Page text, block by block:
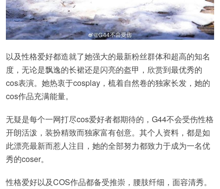
以及性格爱好都造就了她强大的最新粉丝群体和超高的知名
度，无论是飘逸的长裙还是闪亮的盔甲，欣赏到最优秀的
cos表演。她热衷于cosplay，梳着自然卷的独家长发，她的
cos作品充满能量。
无疑是每个一网打尽cos爱好者都期待的，G44不会受伤性格
开朗活泼，装扮精致而独家富有创意。其个人资料，都是如
此漂亮最新而惹人注目，她的全部努力都致力于成为一名优
秀的coser。
性格爱好以及COS作品都备受推崇，腰肢纤细，面容清秀。